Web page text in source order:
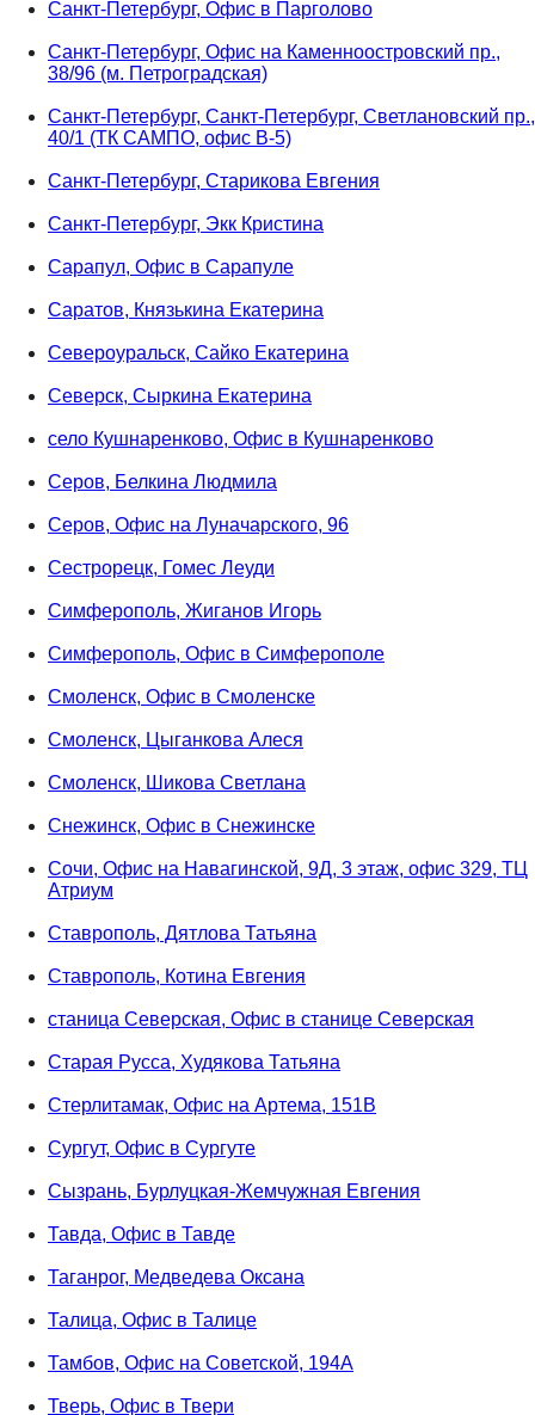
Санкт-Петербург, Офис в Парголово
Санкт-Петербург, Офис на Каменноостровский пр.,
38/96 (м. Петроградская)
Санкт-Петербург, Санкт-Петербург, Светлановский пр.,
40/1 (ТК САМПО, офис В-5)
Санкт-Петербург, Старикова Евгения
Санкт-Петербург, Экк Кристина
Сарапул, Офис в Сарапуле
Саратов, Князькина Екатерина
Североуральск, Сайко Екатерина
Северск, Сыркина Екатерина
село Кушнаренково, Офис в Кушнаренково
Серов, Белкина Людмила
Серов, Офис на Луначарского, 96
Сестрорецк, Гомес Леуди
Симферополь, Жиганов Игорь
Симферополь, Офис в Симферополе
Смоленск, Офис в Смоленске
Смоленск, Цыганкова Алеся
Смоленск, Шикова Светлана
Снежинск, Офис в Снежинске
Сочи, Офис на Навагинской, 9Д, 3 этаж, офис 329, ТЦ
Атриум
Ставрополь, Дятлова Татьяна
Ставрополь, Котина Евгения
станица Северская, Офис в станице Северская
Старая Русса, Худякова Татьяна
Стерлитамак, Офис на Артема, 151В
Сургут, Офис в Сургуте
Сызрань, Бурлуцкая-Жемчужная Евгения
Тавда, Офис в Тавде
Таганрог, Медведева Оксана
Талица, Офис в Талице
Тамбов, Офис на Советской, 194А
Тверь, Офис в Твери